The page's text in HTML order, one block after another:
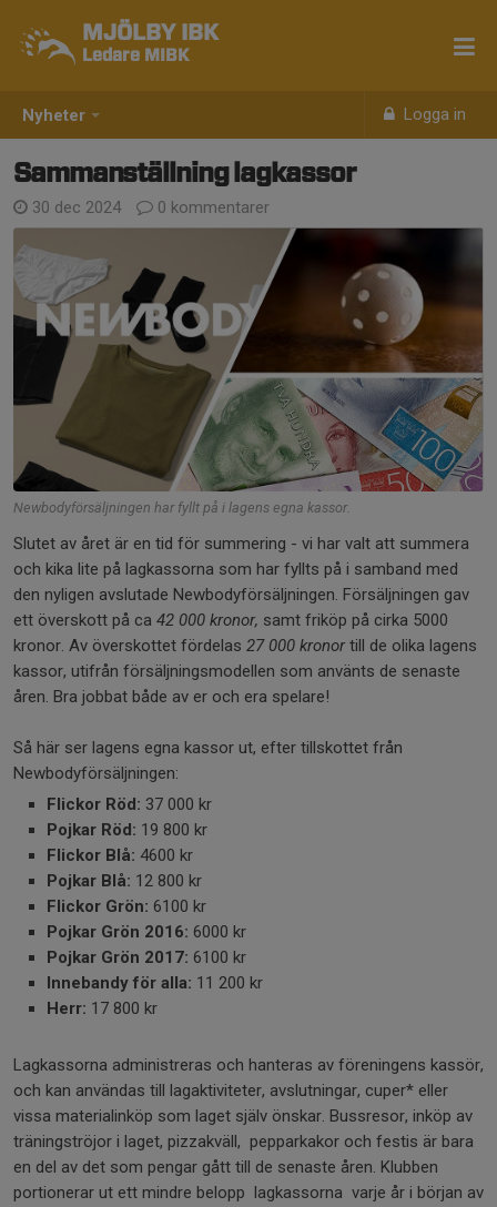
Nyheter Logga in
MJÖLBY IBK
Ledare MIBK
Sammanställning lagkassor
30 dec 2024 0 kommentarer
Newbodyförsäljningen har fyllt på i lagens egna kassor.
Slutet av året är en tid för summering - vi har valt att summera
och kika lite på lagkassorna som har fyllts på i samband med
den nyligen avslutade Newbodyförsäljningen. Försäljningen gav
ett överskott på ca 42 000 kronor, samt friköp på cirka 5000
kronor. Av överskottet fördelas 27 000 kronor till de olika lagens
kassor, utifrån försäljningsmodellen som använts de senaste
åren. Bra jobbat både av er och era spelare!
Så här ser lagens egna kassor ut, efter tillskottet från
Newbodyförsäljningen:
Flickor Röd: 37 000 kr
Pojkar Röd: 19 800 kr
Flickor Blå: 4600 kr
Pojkar Blå: 12 800 kr
Flickor Grön: 6100 kr
Pojkar Grön 2016: 6000 kr
Pojkar Grön 2017: 6100 kr
Innebandy för alla: 11 200 kr
Herr: 17 800 kr
Lagkassorna administreras och hanteras av föreningens kassör,
och kan användas till lagaktiviteter, avslutningar, cuper* eller
vissa materialinköp som laget själv önskar. Bussresor, inköp av
träningströjor i laget, pizzakväll, pepparkakor och festis är bara
en del av det som pengar gått till de senaste åren. Klubben
portionerar ut ett mindre belopp lagkassorna varje år i början av